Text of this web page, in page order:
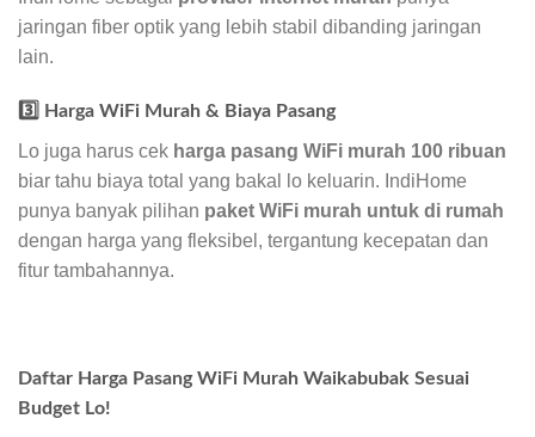
jaringan fiber optik yang lebih stabil dibanding jaringan
lain.
3️⃣ Harga WiFi Murah & Biaya Pasang
Lo juga harus cek harga pasang WiFi murah 100 ribuan
biar tahu biaya total yang bakal lo keluarin. IndiHome
punya banyak pilihan paket WiFi murah untuk di rumah
dengan harga yang fleksibel, tergantung kecepatan dan
fitur tambahannya.
Daftar Harga Pasang WiFi Murah Waikabubak Sesuai
Budget Lo!